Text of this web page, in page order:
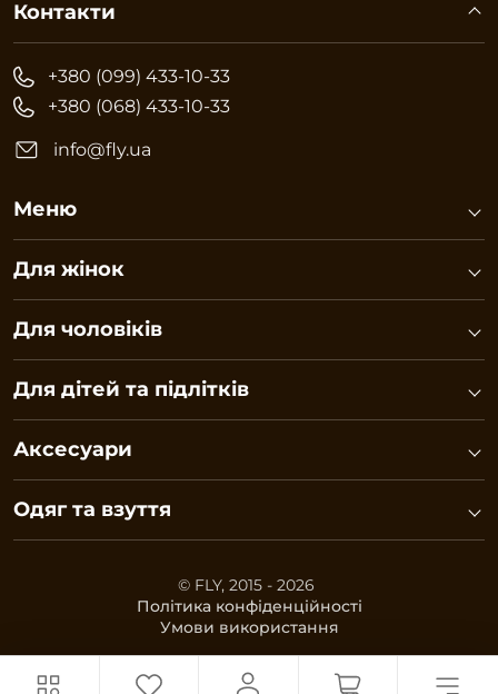
Меню
Контакти
+380 (099) 433-10-33
+380 (068) 433-10-33
info@fly.ua
Для жінок
Для чоловіків
Для дітей та підлітків
Аксесуари
Одяг та взуття
© FLY, 2015 - 2026
Політика конфіденційності
Умови використання